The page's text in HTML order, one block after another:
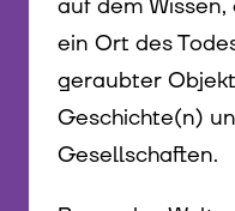
auf dem
ein Ort des
geraubter
Geschichte(n)
Gesellschaften.